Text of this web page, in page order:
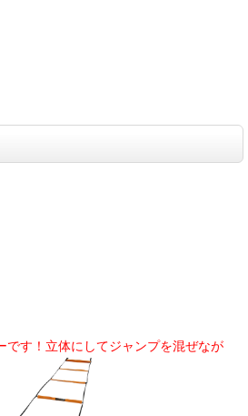
です！立体にしてジャンプを混ぜなが